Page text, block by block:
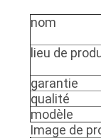
PRIVACY
POLICY
nom
lieu de
garantie
qualité
modèle
Image de